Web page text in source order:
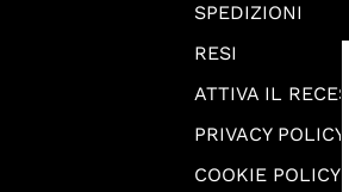
SPEDIZIONI
RESI
ATTIVA IL
PRIVACY POLICY
COOKIE POLICY